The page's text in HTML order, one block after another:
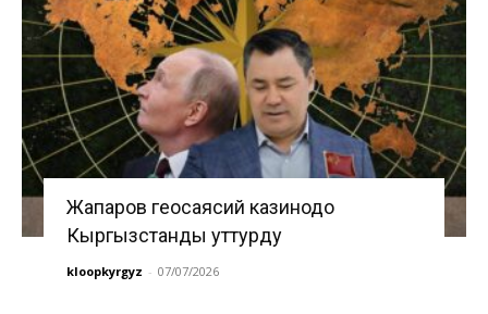
Жапаров геосаясий казинодо
Кыргызстанды уттурду
kloopkyrgyz - 07/07/2026